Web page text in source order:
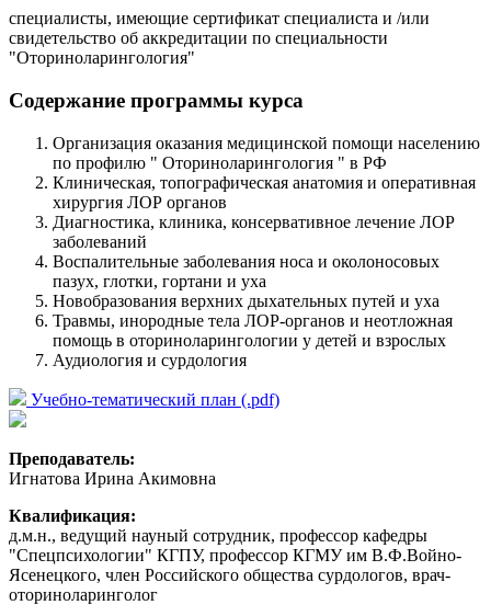
специалисты, имеющие сертификат специалиста и /или
свидетельство об аккредитации по специальности
"Оториноларингология"
Содержание программы курса
Организация оказания медицинской помощи населению
по профилю " Оториноларингология " в РФ
Клиническая, топографическая анатомия и оперативная
хирургия ЛОР органов
Диагностика, клиника, консервативное лечение ЛОР
заболеваний
Воспалительные заболевания носа и околоносовых
пазух, глотки, гортани и уха
Новобразования верхних дыхательных путей и уха
Травмы, инородные тела ЛОР-органов и неотложная
помощь в оториноларингологии у детей и взрослых
Аудиология и сурдология
Учебно-тематический план (.pdf)
Преподаватель:
Игнатова Ирина Акимовна
Квалификация:
д.м.н., ведущий науный сотрудник, профессор кафедры
"Спецпсихологии" КГПУ, профессор КГМУ им В.Ф.Войно-
Ясенецкого, член Российского общества сурдологов, врач-
оториноларинголог